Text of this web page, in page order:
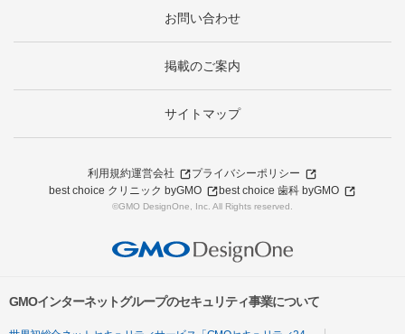
お問い合わせ
掲載のご案内
サイトマップ
利用規約運営会社
プライバシーポリシー
best choice クリニック byGMO
best choice 歯科 byGMO
©GMO DesignOne, Inc. All Rights reserved.
GMOインターネットグループのセキュリティ事業について